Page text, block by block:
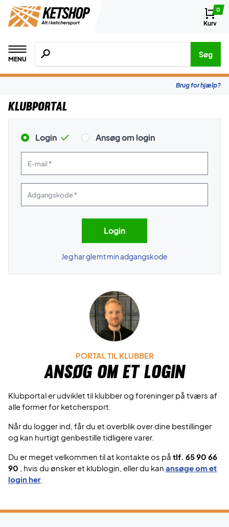
0
Kurv
MENU
Søg efter produkter, mærker etc.
Søg
Brug for hjælp?
Klubportal
Login Ansøg om login
Jeg har glemt min adgangskode
PORTAL TIL KLUBBER
Ansøg om et login
Klubportal er udviklet til klubber og foreninger på tværs af
alle former for ketchersport.
Når du logger ind, får du et overblik over dine bestillinger
og kan hurtigt genbestille tidligere varer.
Du er meget velkommen til at kontakte os på tlf. 65 90 66
90
, hvis du ønsker et klublogin, eller du kan ansøge om et
login her